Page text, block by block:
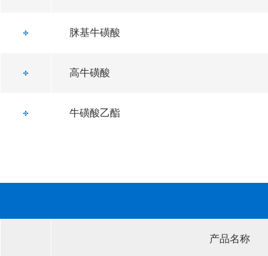
脒基牛磺酸
高牛磺酸
牛磺酸乙酯
产品名称